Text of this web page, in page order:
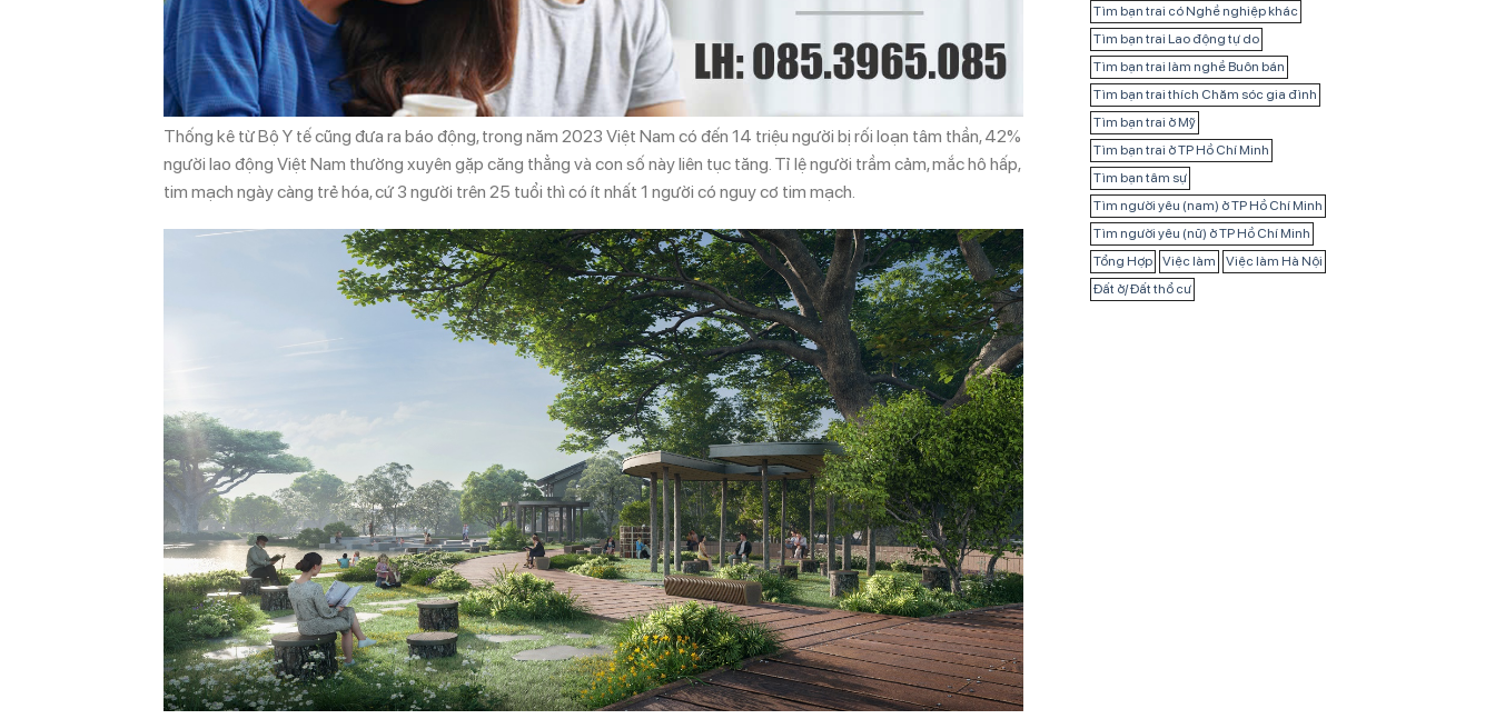
Thống kê từ Bộ Y tế cũng đưa ra báo động, trong năm 2023 Việt Nam có đến 14 triệu người bị rối loạn tâm thần, 42%
người lao động Việt Nam thường xuyên gặp căng thẳng và con số này liên tục tăng. Tỉ lệ người trầm cảm, mắc hô hấp,
tim mạch ngày càng trẻ hóa, cứ 3 người trên 25 tuổi thì có ít nhất 1 người có nguy cơ tim mạch.
Tìm bạn trai có Nghề nghiệp khác
Tìm bạn trai Lao động tự do
Tìm bạn trai làm nghề Buôn bán
Tìm bạn trai thích Chăm sóc gia đình
Tìm bạn trai ở Mỹ
Tìm bạn trai ở TP Hồ Chí Minh
Tìm bạn tâm sự
Tìm người yêu (nam) ở TP Hồ Chí Minh
Tìm người yêu (nữ) ở TP Hồ Chí Minh
Tổng Hợp
Việc làm
Việc làm Hà Nội
Đất ở/ Đất thổ cư